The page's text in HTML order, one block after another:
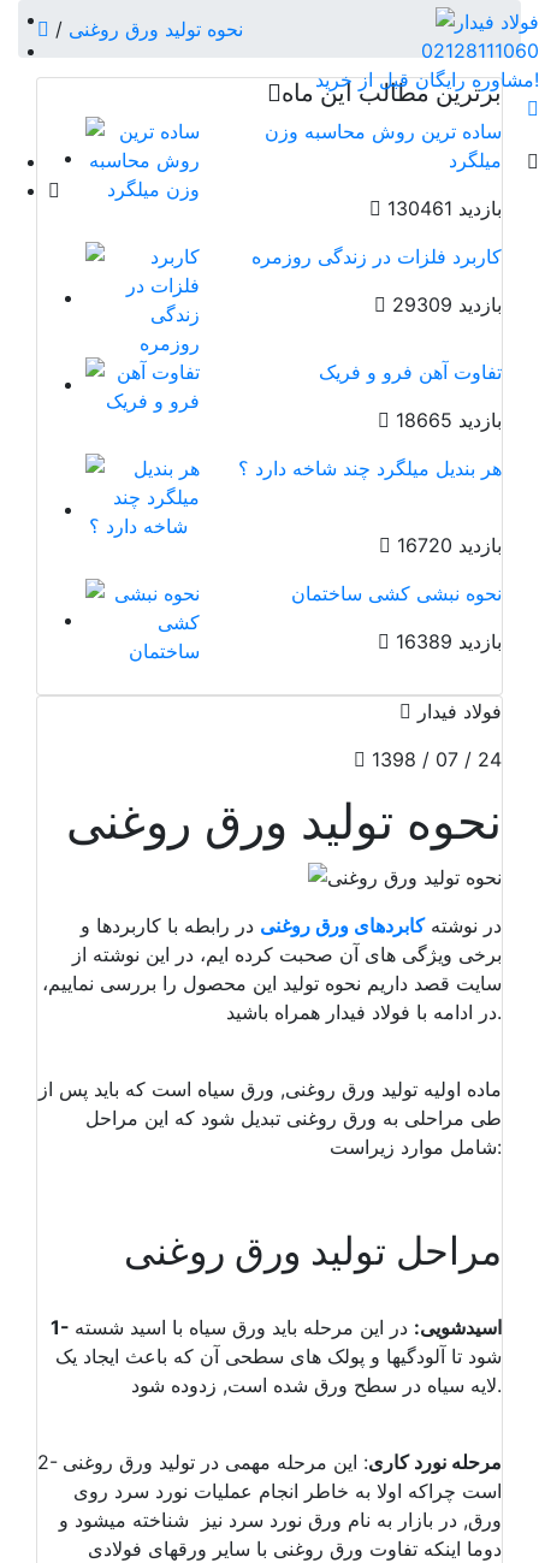
02128111060
مشاوره رایگان قبل از خرید!
/ نحوه تولید ورق روغنی
برترین مطالب این ماه
ساده ترین روش محاسبه وزن
میلگرد
130461 بازدید
کاربرد فلزات در زندگی روزمره
29309 بازدید
تفاوت آهن فرو و فریک
18665 بازدید
هر بندیل میلگرد چند شاخه دارد ؟
16720 بازدید
نحوه نبشی کشی ساختمان
16389 بازدید
فولاد فيدار
1398 / 07 / 24
نحوه تولید ورق روغنی
در نوشتهکابردهای ورق روغنی در رابطه با کاربردها و
برخی ویژگی های آن صحبت کرده ایم، در این نوشته از
سایت قصد داریم نحوه تولید این محصول را بررسی نماییم،
در ادامه با فولاد فیدار همراه باشید.
ماده اولیه تولید ورق روغنی, ورق سیاه است که باید پس از
طی مراحلی به ورق روغنی تبدیل شود که این مراحل
شامل موارد زیراست:
مراحل تولید ورق روغنی
1- اسیدشویی: در این مرحله باید ورق سیاه با اسید شسته
شود تا آلودگیها و پولک های سطحی آن که باعث ایجاد یک
لایه سیاه در سطح ورق شده است, زدوده شود.
2- مرحله نورد کاری: این مرحله مهمی در تولید ورق روغنی
است چراکه اولا به خاطر انجام عملیات نورد سرد روی
ورق, در بازار به نام ورق نورد سرد نیز شناخته میشود و
دوما اینکه تفاوت ورق روغنی با سایر ورقهای فولادی